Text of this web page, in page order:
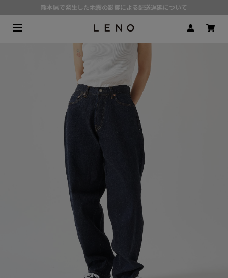
熊本県で発生した地震の影響による配送遅延について
SPECIAL COLLABORATION with KELEN
定番デニム | 現在の価格でのご用意は 8月31日(月)まで